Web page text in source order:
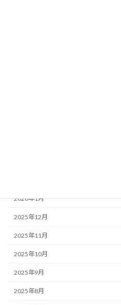
2026年1月
2025年12月
2025年11月
2025年10月
2025年9月
2025年8月